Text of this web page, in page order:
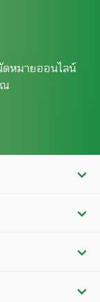
ดหมายออนไลน์
ณ